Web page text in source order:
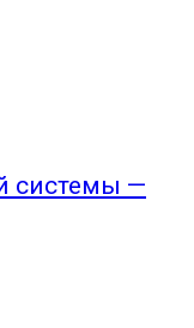
системы —